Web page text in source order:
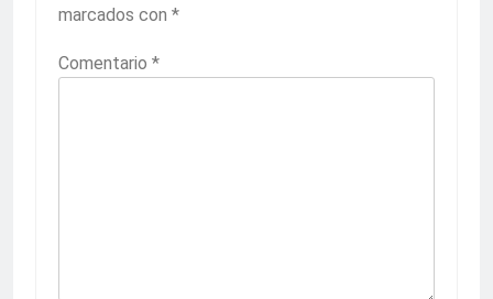
marcados con *
Comentario *